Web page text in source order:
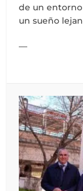
de un entorno
un sueño
—